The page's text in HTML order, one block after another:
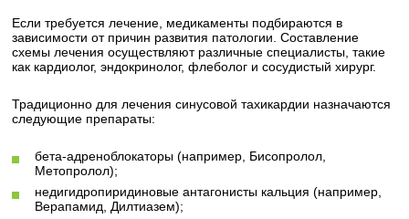
Если требуется лечение, медикаменты подбираются в
зависимости от причин развития патологии. Составление
схемы лечения осуществляют различные специалисты, такие
как кардиолог, эндокринолог, флеболог и сосудистый хирург.
Традиционно для лечения синусовой тахикардии назначаются
следующие препараты:
бета-адреноблокаторы (например, Бисопролол,
Метопролол);
недигидропиридиновые антагонисты кальция (например,
Верапамид, Дилтиазем);